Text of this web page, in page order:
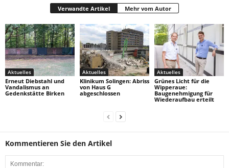
Verwandte Artikel Mehr vom Autor
Aktuelles
Erneut Diebstahl und
Vandalismus an
Gedenkstätte Birken
Aktuelles
Klinikum Solingen: Abriss
von Haus G
abgeschlossen
Aktuelles
Grünes Licht für die
Wipperaue:
Baugenehmigung für
Wiederaufbau erteilt
Kommentieren Sie den Artikel